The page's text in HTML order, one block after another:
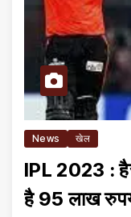
News खेल
IPL 2023 :
है 95 लाख